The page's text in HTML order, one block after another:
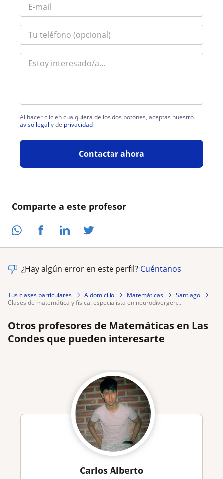
Comparte a este profesor
Al hacer clic en cualquiera de los dos botones, aceptas nuestro
aviso legal y de privacidad
Contactar ahora
¿Hay algún error en este perfil? Cuéntanos
Tus clases particulares A domicilio Matemáticas
Santiago
clases de matemática y física. especialista en neurodivergen...
Otros profesores de Matemáticas en Las
Condes que pueden interesarte
Carlos Alberto